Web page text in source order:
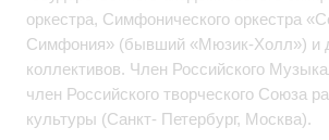
оркестра, Симфонического оркестра
Симфония» (бывший «Мюзик-Холл») и
коллективов. Член Российского
член Российского творческого Союза
культуры (Санкт- Петербург, Москва).